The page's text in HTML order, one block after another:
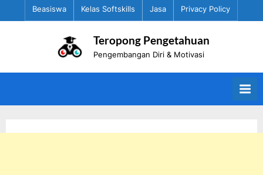
contentBeasiswa Kelas Softskills Jasa Privacy Policy
Teropong Pengetahuan
Pengembangan Diri & Motivasi